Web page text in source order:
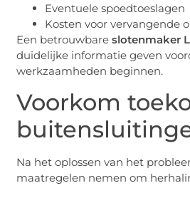
Eventuele spoedtoeslagen
Kosten voor vervangende
Een betrouwbareslotenmaker
duidelijke informatie geven
werkzaamheden beginnen.
Voorkom
Na het oplossen van het
maatregelen nemen om